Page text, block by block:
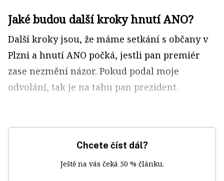
Jaké budou další kroky hnutí ANO?
Další kroky jsou, že máme setkání s občany v
Plzni a hnutí ANO počká, jestli pan premiér
zase nezmění názor. Pokud podal moje
odvolání, tak je na tahu pan prezident.
Chcete číst dál?
Ještě na vás čeká 50 % článku.